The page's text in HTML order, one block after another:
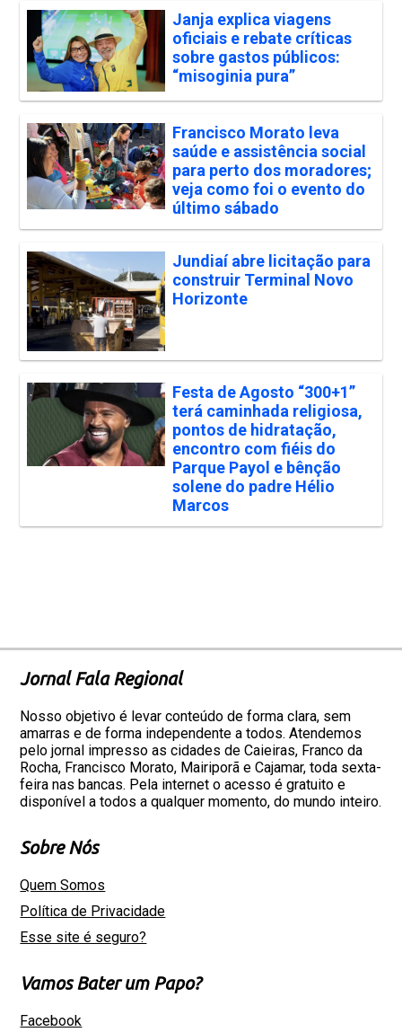
Janja explica viagens
oficiais e rebate críticas
sobre gastos públicos:
“misoginia pura”
Francisco Morato leva
saúde e assistência social
para perto dos moradores;
veja como foi o evento do
último sábado
Jundiaí abre licitação para
construir Terminal Novo
Horizonte
Festa de Agosto “300+1”
terá caminhada religiosa,
pontos de hidratação,
encontro com fiéis do
Parque Payol e bênção
solene do padre Hélio
Marcos
Jornal Fala Regional
Nosso objetivo é levar conteúdo de forma clara, sem
amarras e de forma independente a todos. Atendemos
pelo jornal impresso as cidades de Caieiras, Franco da
Rocha, Francisco Morato, Mairiporã e Cajamar, toda sexta-
feira nas bancas. Pela internet o acesso é gratuito e
disponível a todos a qualquer momento, do mundo inteiro.
Sobre Nós
Quem Somos
Política de Privacidade
Esse site é seguro?
Vamos Bater um Papo?
Facebook